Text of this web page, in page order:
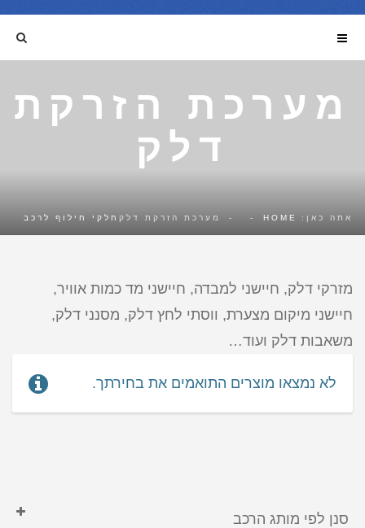
מערכת הזרקת
דלק
אתה כאן: HOME
- חלקי חילוף לרכב - מערכת הזרקת דלק
מזרקי דלק, חיישני למבדה, חיישני מד כמות אוויר,
חיישני מיקום מצערת, ווסתי לחץ דלק, מסנני דלק,
משאבות דלק ועוד…
לא נמצאו מוצרים התואמים את בחירתך.
סנן לפי מותג הרכב